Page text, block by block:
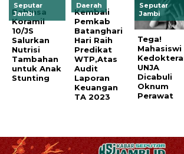
Seputar
Jambi
Babinsa
Koramil
10/JS
Salurkan
Nutrisi
Tambahan
untuk Anak
Stunting
Daerah
Kembali
Pemkab
Batanghari
Hari Raih
Predikat
WTP,Atas
Audit
Laporan
Keuangan
TA 2023
Seputar
Jambi
Tega!
Mahasiswi
UNJA
Dicabuli
Oknum
Perawat